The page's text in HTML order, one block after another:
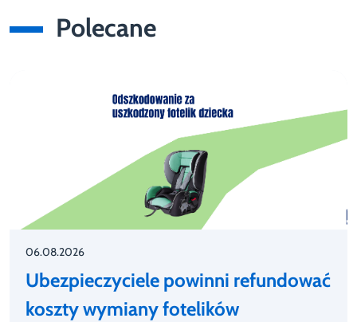
Polecane
06.08.2026
Ubezpieczyciele powinni refundować
koszty wymiany fotelików